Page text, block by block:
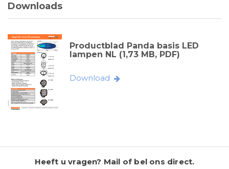
Downloads
Productblad Panda basis LED
lampen NL (1,73 MB, PDF)
Download
Heeft u vragen? Mail of bel ons direct.